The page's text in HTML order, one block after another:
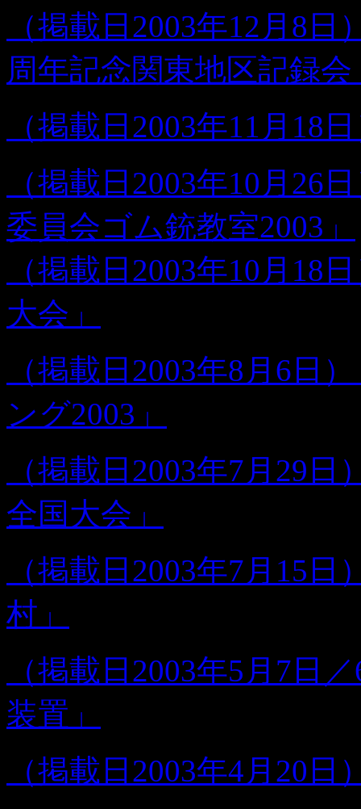
（掲載日2003年12月8
周年記念関東地区記録会
（掲載日2003年11月18
（掲載日2003年10月26
委員会ゴム銃教室2003」
（掲載日2003年10月18
大会」
（掲載日2003年8月6日
ング2003」
（掲載日2003年7月29
全国大会」
（掲載日2003年7月15
村」
（掲載日2003年5月7日
装置」
（掲載日2003年4月20